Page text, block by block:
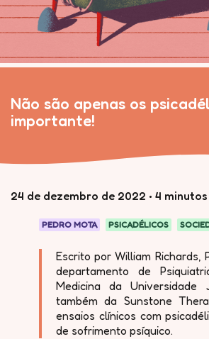
Não são apenas os
importante!
24 de dezembro de 2022 • 4
PEDRO MOTA PSICADÉLICOS
Escrito por William Richards,
departamento de
Medicina da Universidade
também da Sunstone
ensaios clínicos com
de sofrimento psíquico.